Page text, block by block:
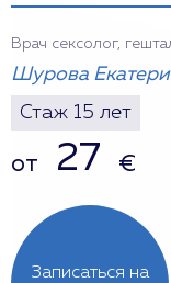
Записаться на
Врач сексолог,
Шурова
Стаж 15 лет
от 27 €